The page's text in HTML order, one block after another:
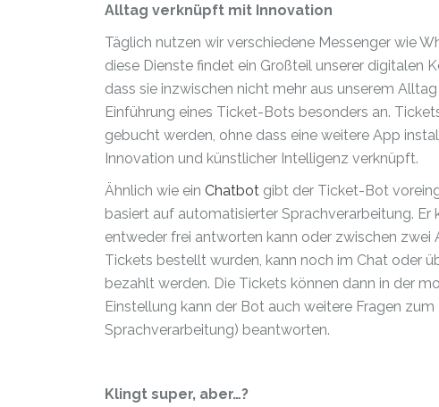
Alltag verknüpft mit Innovation
Täglich nutzen wir verschiedene Messenger wie
diese Dienste findet ein Großteil unserer digitalen
dass sie inzwischen nicht mehr aus unserem
Einführung eines Ticket-Bots besonders an.
gebucht werden, ohne dass eine weitere App
Innovation und künstlicher Intelligenz verknüpft.
Ähnlich wie ein Chatbot gibt der Ticket-Bot
basiert auf automatisierter Sprachverarbeitung.
entweder frei antworten kann oder zwischen
Tickets bestellt wurden, kann noch im Chat oder
bezahlt werden. Die Tickets können dann in der
Einstellung kann der Bot auch weitere Fragen
Sprachverarbeitung) beantworten.
Klingt super, aber…?